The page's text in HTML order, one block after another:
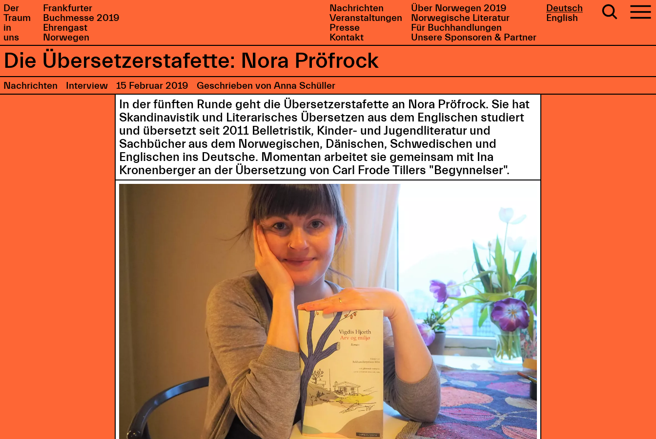
Der
Traum
in
uns
Frankfurter
Buchmesse 2019
Ehrengast
Norwegen
Nachrichten
Veranstaltungen
Presse
Kontakt
Über Norwegen 2019
Norwegische Literatur
Für Buchhandlungen
Unsere Sponsoren & Partner
Deutsch
English
Die Übersetzerstafette: Nora Pröfrock
Nachrichten Interview 15 Februar 2019 Geschrieben von Anna Schüller
In der fünften Runde geht die Übersetzerstafette an Nora Pröfrock. Sie hat
Skandinavistik und Literarisches Übersetzen aus dem Englischen studiert
und übersetzt seit 2011 Belletristik, Kinder- und Jugendliteratur und
Sachbücher aus dem Norwegischen, Dänischen, Schwedischen und
Englischen ins Deutsche. Momentan arbeitet sie gemeinsam mit Ina
Kronenberger an der Übersetzung von Carl Frode Tillers "Begynnelser".